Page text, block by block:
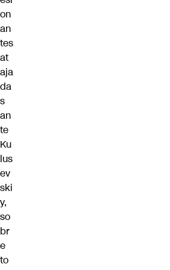
on
an
tes
at
aja
da
s
an
te
Ku
lus
ev
ski
y,
so
br
e
to